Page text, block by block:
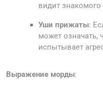
видит знакомого
Уши прижаты:
может означать,
испытывает
Выражение морды: